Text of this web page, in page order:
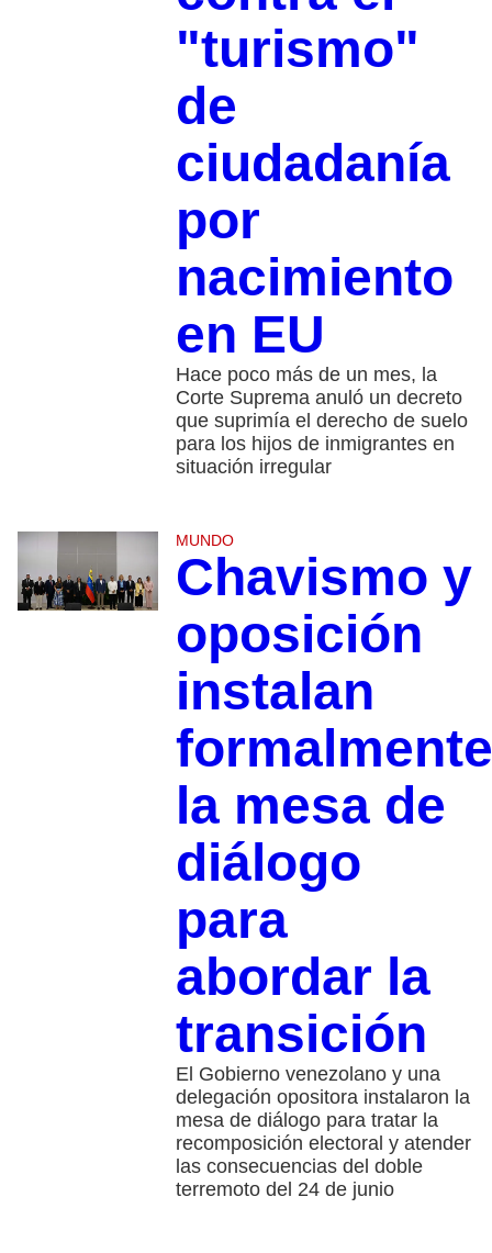
"turismo"
de
ciudadanía
por
nacimiento
en EU
Hace poco más de un mes, la
Corte Suprema anuló un decreto
que suprimía el derecho de suelo
para los hijos de inmigrantes en
situación irregular
MUNDO
Chavismo y
oposición
instalan
formalmente
la mesa de
diálogo
para
abordar la
transición
El Gobierno venezolano y una
delegación opositora instalaron la
mesa de diálogo para tratar la
recomposición electoral y atender
las consecuencias del doble
terremoto del 24 de junio